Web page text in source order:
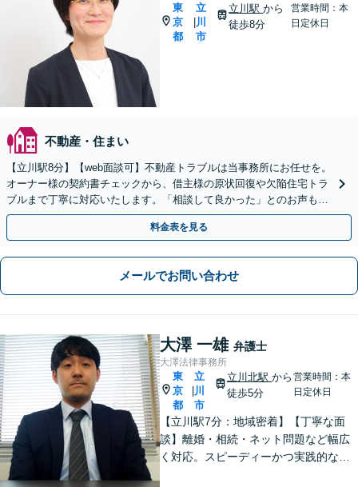
東
京
都
立
川
市
立川駅から
徒歩8分
営業時間：本
日定休日
不動産・住まい
【立川駅8分】【web面談可】不動産トラブルは当事務所にお任せを。
オーナー様の契約書チェックから、借主様の原状回復や欠陥住宅トラ
ブルまで丁寧に対応いたします。「相談して良かった」とのお声も多
数頂戴しております。【休日面談可】
料金表を見る
メールでお問い合わせ
大澤 一雄 弁護士
大澤法律事務所
東
京
都
立
川
市
立川北駅 から
徒歩5分
営業時間：本
日定休日
【立川駅7分：地域密着】【丁寧な面
談】離婚・相続・ネット問題など幅広
く対応。スピーディーかつ実践的なア